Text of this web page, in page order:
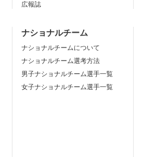
広報誌
ナショナルチーム
ナショナルチームについて
ナショナルチーム選考方法
男子ナショナルチーム選手一覧
女子ナショナルチーム選手一覧